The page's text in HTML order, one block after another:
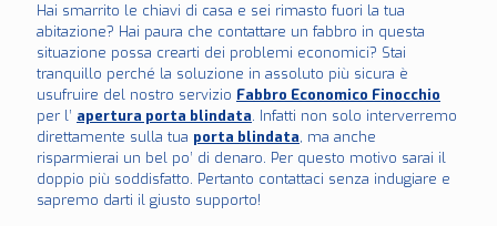
Hai smarrito le chiavi di casa e sei rimasto fuori la tua
abitazione? Hai paura che contattare un fabbro in questa
situazione possa crearti dei problemi economici? Stai
tranquillo perché la soluzione in assoluto più sicura è
usufruire del nostro servizio Fabbro Economico Finocchio
per l’ apertura porta blindata. Infatti non solo interverremo
direttamente sulla tua porta blindata, ma anche
risparmierai un bel po’ di denaro. Per questo motivo sarai il
doppio più soddisfatto. Pertanto contattaci senza indugiare e
sapremo darti il giusto supporto!